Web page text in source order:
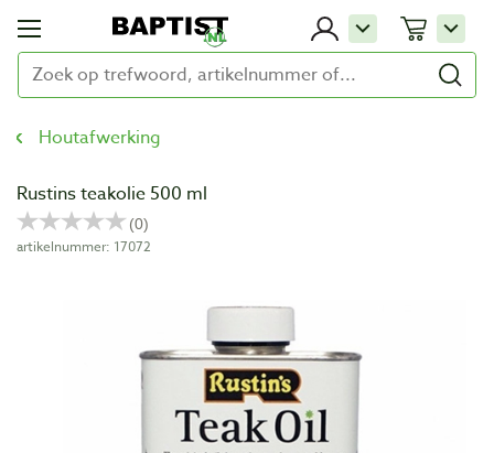
Houtafwerking
Rustins teakolie 500 ml
artikelnummer: 17072